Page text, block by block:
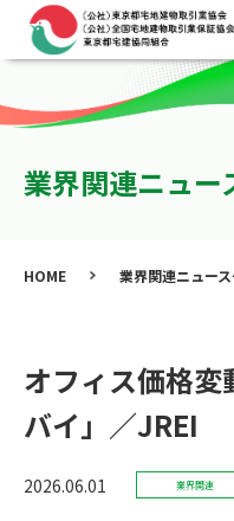
業界関連ニュー
HOME 業界関連ニュー
オフィス価格
バイ」／JREI
2026.06.01 業界関連